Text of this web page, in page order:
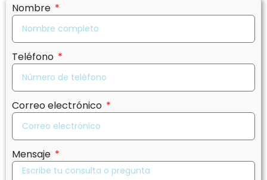
Nombre
Teléfono
Correo electrónico
Mensaje